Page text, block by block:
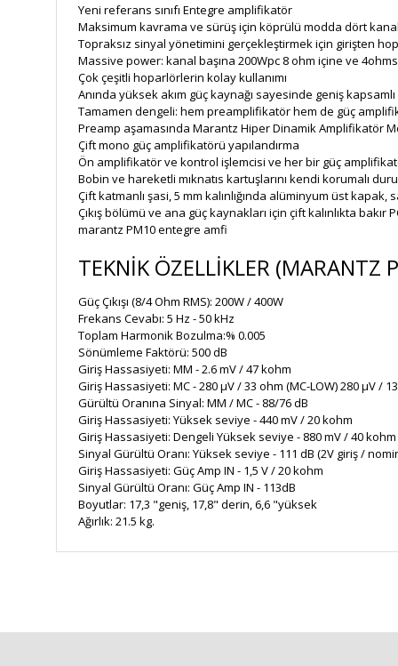
Yeni referans sınıfı Entegre amplifikatör
Maksimum kavrama ve sürüş için köprülü modda dört
Topraksız sinyal yönetimini gerçekleştirmek için girişten
Massive power: kanal başına 200Wpc 8 ohm içine ve
Çok çeşitli hoparlörlerin kolay kullanımı
Anında yüksek akım güç kaynağı sayesinde geniş
Tamamen dengeli: hem preamplifikatör hem de güç
Preamp aşamasında Marantz Hiper Dinamik Amplifikatör
Çift mono güç amplifikatörü yapılandırma
Ön amplifikatör ve kontrol işlemcisi ve her bir güç
Bobin ve hareketli mıknatıs kartuşlarını kendi korumalı
Çift katmanlı şasi, 5 mm kalınlığında alüminyum üst
Çıkış bölümü ve ana güç kaynakları için çift kalınlıkta bakır
marantz PM10 entegre amfi
TEKNİK ÖZELLİKLER
Güç Çıkışı (8/4 Ohm RMS): 200W / 400W
Frekans Cevabı: 5 Hz - 50 kHz
Toplam Harmonik Bozulma:% 0.005
Sönümleme Faktörü: 500 dB
Giriş Hassasiyeti: MM - 2.6 mV / 47 kohm
Giriş Hassasiyeti: MC - 280 μV / 33 ohm (MC-LOW) 280 μV /
Gürültü Oranına Sinyal: MM / MC - 88/76 dB
Giriş Hassasiyeti: Yüksek seviye - 440 mV / 20 kohm
Giriş Hassasiyeti: Dengeli Yüksek seviye - 880 mV / 40 kohm
Sinyal Gürültü Oranı: Yüksek seviye - 111 dB (2V giriş /
Giriş Hassasiyeti: Güç Amp IN - 1,5 V / 20 kohm
Sinyal Gürültü Oranı: Güç Amp IN - 113dB
Boyutlar: 17,3 "geniş, 17,8" derin, 6,6 "yüksek
Ağırlık: 21.5 kg.